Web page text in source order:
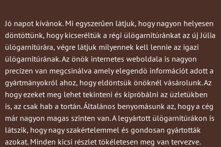
Jó napot kívánok. Mi egyszerűen látjuk, hogy nagyon helyesen
döntöttünk, hogy kicseréltük a régi ülögarnitúránkat az új Júlia
ülögarnitúrára, végre látjuk milyennek kell lennie az igazi
ülögarnitúrának. Az önök internetes weboldala is nagyon
precízen van megcsinálva amely elegendö információt adott a
gyártmányokról ahoz, hogy eldöntsük önöknél vásárolunk. Az
hogy ezeket meg lehet tekinteni és kipróbálni az üzletükben
is, az csak hab a tortán. Általános benyomásunk az, hogy a cég
már nagyon magas szinten van. A legyártott ülögarnitúrákon is
látszik, hogy nagy szakértelemmel és gondosan gyártották
azokat. Minden kicsi részlet tökéletesen meg van tervezve.